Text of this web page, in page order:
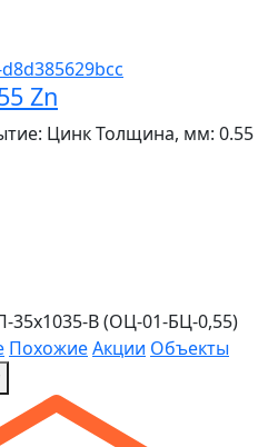
Zn
ЦинкТолщина, мм: 0.55
B (ОЦ-01-БЦ-0,55)
ПохожиеАкции Объекты